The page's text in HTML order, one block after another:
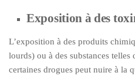
Exposition à des
L’exposition à des produits
lourds) ou à des substances telles
certaines drogues peut nuire à la